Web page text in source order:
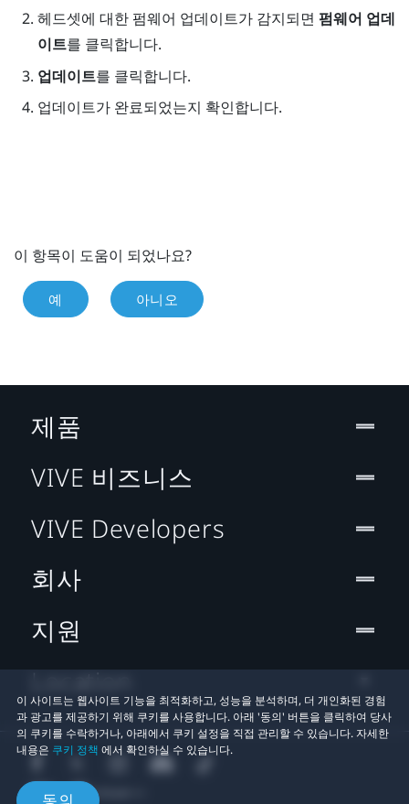
헤드셋에 대한 펌웨어 업데이트가 감지되면 펌웨어 업데
이트를 클릭합니다.
업데이트를 클릭합니다.
업데이트가 완료되었는지 확인합니다.
이 항목이 도움이 되었나요?
예 아니오
이 사이트는 웹사이트 기능을 최적화하고, 성능을 분석하며, 더 개인화된 경험
과 광고를 제공하기 위해 쿠키를 사용합니다. 아래 '동의' 버튼을 클릭하여 당사
의 쿠키를 수락하거나, 아래에서 쿠키 설정을 직접 관리할 수 있습니다. 자세한
내용은 쿠키 정책 에서 확인하실 수 있습니다.
제품
VIVE 비즈니스
VIVE Developers
회사
지원
Location